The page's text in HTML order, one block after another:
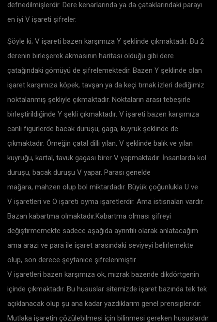
defnedilmişlerdir. Dere kenarlarında ya da çataklarındaki parayı
en iyi V işareti şifreler.
Şöyle ki; V işareti bazen karşımıza Y şeklinde çıkmaktadır. Bu 2
derenin birleşerek akmasının haritası olduğu gibi dere
çatağındaki gömüyü de şifrelemektedir. Bazen Y şeklinde olan
işaret karşımıza köpek, tavşan ya da keçi tırnak izleri dediğimiz
noktalanmış şekliyle çıkmaktadır. Noktaların arası tebeşirle
birleştirildiğinde Y şekli çıkmaktadır. V işareti bazen karşımıza
canlı figürlerde bacak duruşu, gaga, kuyruk şeklinde de
çıkmaktadır. Örneğin çatal dilli yılan, V şeklinde balık ve yılan
kuyruğu, kartal, tavuk gagası birer V yapmaktadır. İnsanlarda kol
duruşu, bacak duruşu V yapar. Parası genelde
mağara, mahzen olup bol miktardadır. Büyük çoğunlukla U ve
V işaretleri ve O işareti oyma işaretlerdir. Ama istisnaları vardır.
Bazan kabartma olmaktadır.Kabartma olması şifreyi
değiştirmemekte sadece aşağıda ayrıntılı olarak anlatacağım
ama arazi ve para ile işaret arasındaki seviyeyi belirlemekte
olup, son derece şeytanice şifrelenmiştir.
V işaretleri bazen karşımıza ok, mızrak bazende dikdörtgenin
içinde çıkmaktadır. Bu hususlar sitemizde işaret bazında tek tek
açıklanacak olup şu ana kadar yazdıklarım genel prensipleridir.
Mutlaka işaretin çözülebilmesi için bilinmesi gereken hususlardır.